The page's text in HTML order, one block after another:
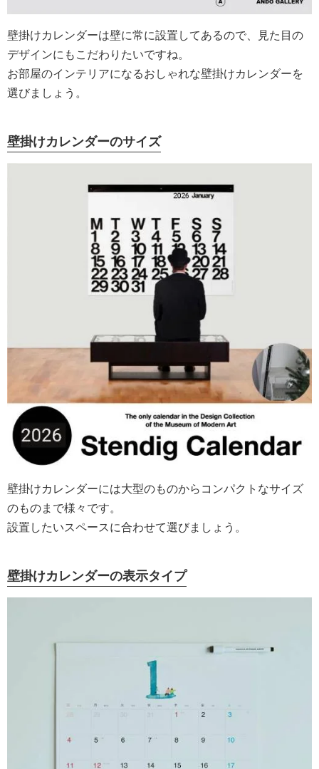
壁掛けカレンダーは壁に常に設置してあるので、見た目の
デザインにもこだわりたいですね。
お部屋のインテリアになるおしゃれな壁掛けカレンダーを
選びましょう。
壁掛けカレンダーのサイズ
壁掛けカレンダーには大型のものからコンパクトなサイズ
のものまで様々です。
設置したいスペースに合わせて選びましょう。
壁掛けカレンダーの表示タイプ